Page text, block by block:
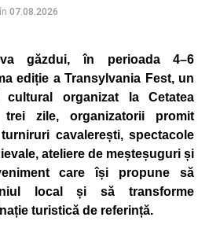
în 07.08.2026
găzdui, în perioada 4–6
ediție a Transylvania Fest, un
organizat la Cetatea
zile, organizatorii promit
cavalerești, spectacole
ateliere de meșteșuguri și
care își propune să
local și să transforme
turistică de referință.